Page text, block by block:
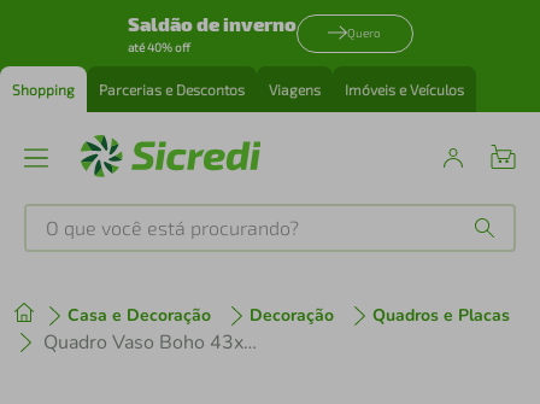
Saldão de inverno
até 40% off
Quero
Shopping Parcerias e Descontos Viagens Imóveis e Veículos
O que você está procurando?
Casa e Decoração Decoração Quadros e Placas
Quadro Vaso Boho 43x30 Caixa Marfim
1º tenis